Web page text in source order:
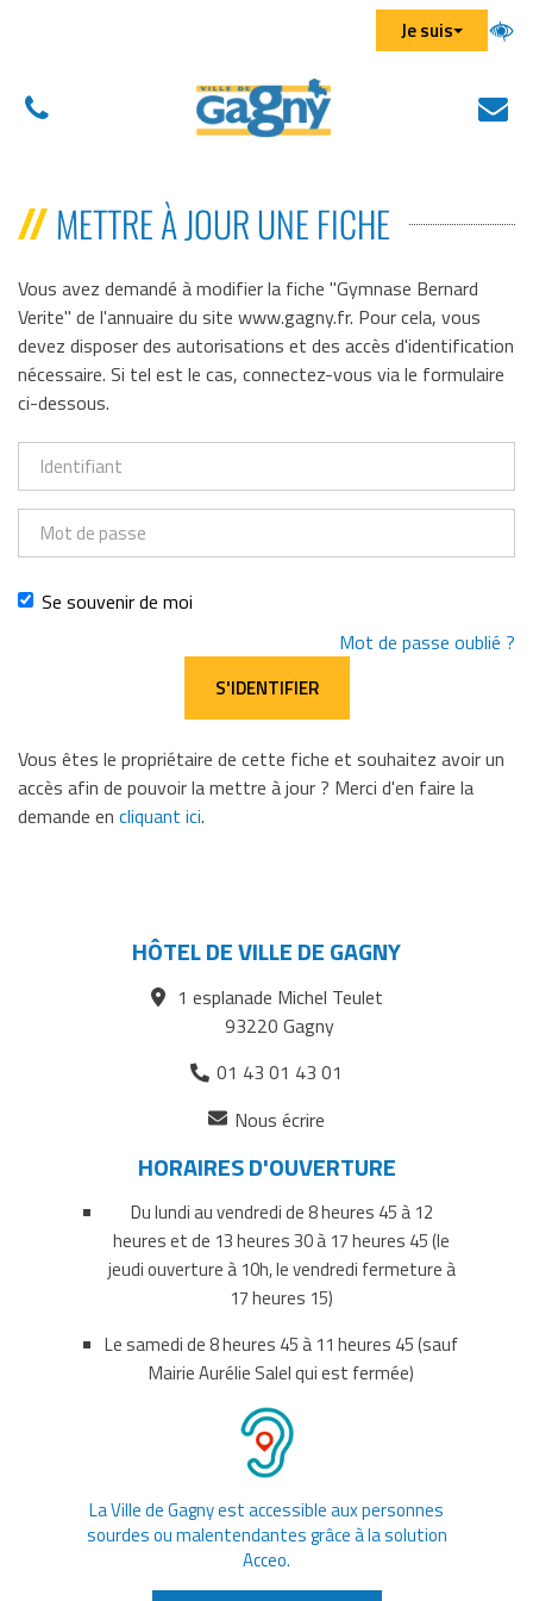
Aller à la recherche
Je suis
01
43
METTRE À JOUR UNE FICHE
Vous avez demandé à modifier la fiche "Gymnase Bernard
Verite" de l'annuaire du site www.gagny.fr. Pour cela, vous
devez disposer des autorisations et des accès d'identification
nécessaire. Si tel est le cas, connectez-vous via le formulaire
ci-dessous.
Identifiant
Mot
de
Se souvenir de moi
Mot de passe oublié ?
Vous êtes le propriétaire de cette fiche et souhaitez avoir un
accès afin de pouvoir la mettre à jour ? Merci d'en faire la
demande en cliquant ici.
HÔTEL DE VILLE DE GAGNY
1 esplanade Michel Teulet
93220 Gagny
01 43 01 43 01
Nous écrire
un
nouvel
onglet)
HORAIRES D'OUVERTURE
Du lundi au vendredi de 8 heures 45 à 12
heures et de 13 heures 30 à 17 heures 45 (le
jeudi ouverture à 10h, le vendredi fermeture à
17 heures 15)
Le samedi de 8 heures 45 à 11 heures 45 (sauf
Mairie Aurélie Salel qui est fermée)
La Ville de Gagny est accessible aux personnes
sourdes ou malentendantes grâce à la solution
Acceo.